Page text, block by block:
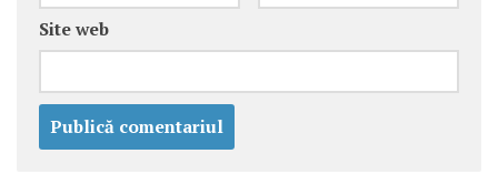
Site web